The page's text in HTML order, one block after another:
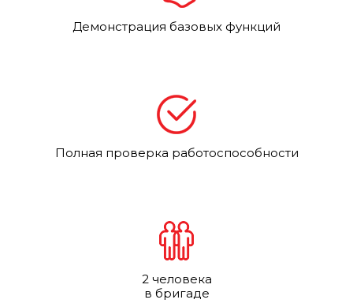
Демонстрация базовых функций
Полная проверка работоспособности
2 человека
в бригаде